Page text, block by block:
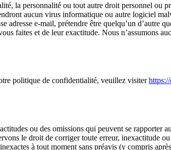
la personnalité ou tout autre droit personnel ou
aucun virus informatique ou autre logiciel
e-mail, prétendre être quelqu’un d’autre
faites et de leur exactitude. Nous n’assumons
politique de confidentialité, veuillez visiter
ou des omissions qui peuvent se rapporter
le droit de corriger toute erreur, inexactitude
à tout moment sans préavis (y compris